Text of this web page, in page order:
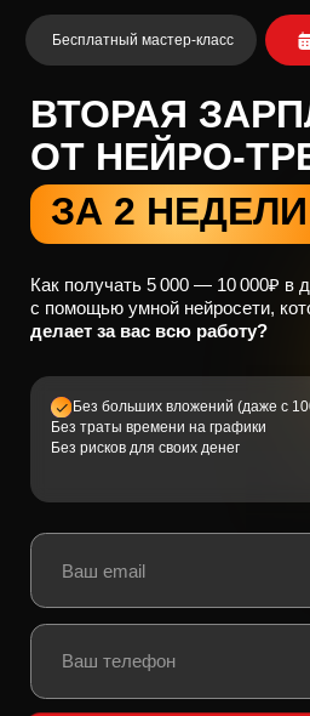
Без больших вложений (даже с 1000₽)
Без траты времени на графики
Бесплатный мастер-класс
3 марта
в 19:00
Как получать 5 000 — 10 000₽ в день
с помощью умной нейросети, которая
ВТОРАЯ
ОТ НЕЙРО-
ЗА 2 НЕДЕЛИ
обработки персональных данных
ЗАПИСАТЬСЯ НА